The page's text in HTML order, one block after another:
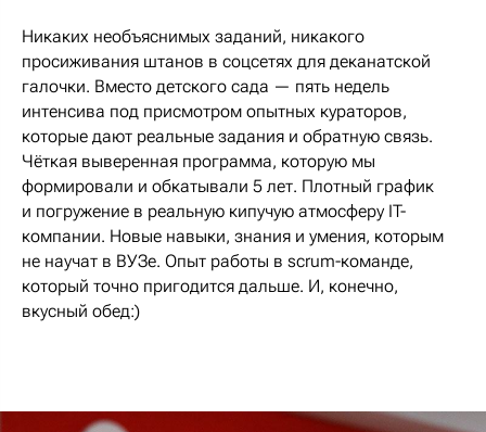
Никаких необъяснимых заданий, никакого
просиживания штанов в соцсетях для деканатской
галочки. Вместо детского сада — пять недель
интенсива под присмотром опытных кураторов,
которые дают реальные задания и обратную связь.
Чёткая выверенная программа, которую мы
формировали и обкатывали 5 лет. Плотный график
и погружение в реальную кипучую атмосферу IT-
компании. Новые навыки, знания и умения, которым
не научат в ВУЗе. Опыт работы в scrum-команде,
который точно пригодится дальше. И, конечно,
вкусный обед:)